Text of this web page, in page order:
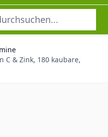
C & Zink, 180 kaubare,